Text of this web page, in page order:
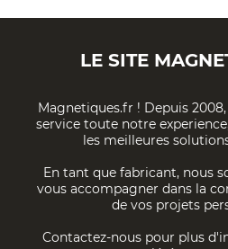
LE SITE
Magnetiques.fr ! Depuis
service toute notre
les meilleures
En tant que fabricant, nous
vous accompagner dans la
de vos projets
Contactez-nous pour plus